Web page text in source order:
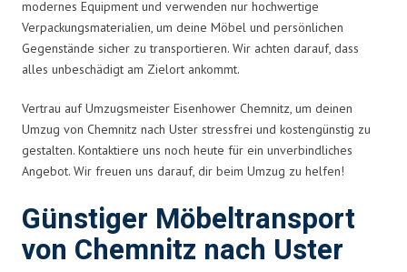
modernes Equipment und verwenden nur hochwertige
Verpackungsmaterialien, um deine Möbel und persönlichen
Gegenstände sicher zu transportieren. Wir achten darauf, dass
alles unbeschädigt am Zielort ankommt.
Vertrau auf Umzugsmeister Eisenhower Chemnitz, um deinen
Umzug von Chemnitz nach Uster stressfrei und kostengünstig zu
gestalten. Kontaktiere uns noch heute für ein unverbindliches
Angebot. Wir freuen uns darauf, dir beim Umzug zu helfen!
Günstiger Möbeltransport
von Chemnitz nach Uster